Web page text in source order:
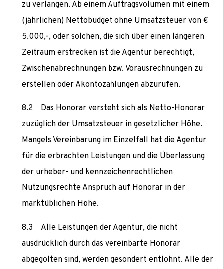
zu verlangen. Ab einem Auftragsvolumen mit einem
(jährlichen) Nettobudget ohne Umsatzsteuer von €
5.000,-, oder solchen, die sich über einen längeren
Zeitraum erstrecken ist die Agentur berechtigt,
Zwischenabrechnungen bzw. Vorausrechnungen zu
erstellen oder Akontozahlungen abzurufen.
Das Honorar versteht sich als Netto-Honorar
zuzüglich der Umsatzsteuer in gesetzlicher Höhe.
Mangels Vereinbarung im Einzelfall hat die Agentur
für die erbrachten Leistungen und die Überlassung
der urheber- und kennzeichenrechtlichen
Nutzungsrechte Anspruch auf Honorar in der
marktüblichen Höhe.
Alle Leistungen der Agentur, die nicht
ausdrücklich durch das vereinbarte Honorar
abgegolten sind, werden gesondert entlohnt. Alle der